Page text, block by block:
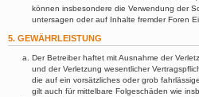
können insbesondere die Verwendung der
untersagen oder auf Inhalte fremder Foren
5. GEWÄHRLEISTUNG
Der Betreiber haftet mit Ausnahme der
und der Verletzung wesentlicher
die auf ein vorsätzliches oder grob
gilt auch für mittelbare Folgeschäden wie